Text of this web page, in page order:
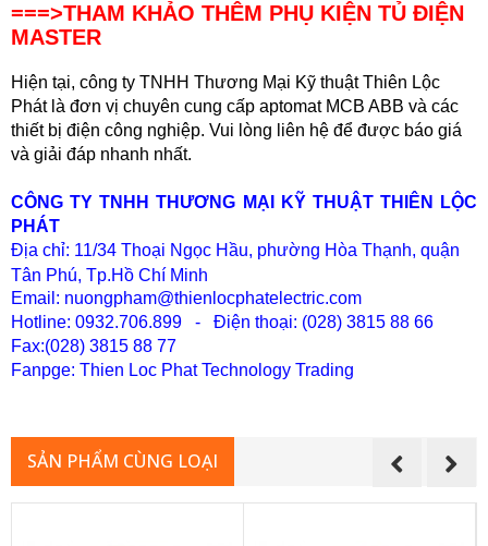
===>THAM KHẢO THÊM PHỤ KIỆN TỦ ĐIỆN
MASTER
Hiện tại, công ty TNHH Thương Mại Kỹ thuật Thiên Lộc
Phát là đơn vị chuyên cung cấp aptomat MCB ABB và các
thiết bị điện công nghiệp. Vui lòng liên hệ để được báo giá
và giải đáp nhanh nhất.
CÔNG TY TNHH THƯƠNG MẠI KỸ THUẬT THIÊN LỘC
PHÁT
Địa chỉ: 11/34 Thoại Ngọc Hầu, phường Hòa Thạnh, quận
Tân Phú, Tp.Hồ Chí Minh
Email: nuongpham@thienlocphatelectric.com
Hotline: 0932.706.899 - Điện thoại: (028) 3815 88 66
Fax:(028) 3815 88 77
Fanpge: Thien Loc Phat Technology Trading
SẢN PHẨM CÙNG LOẠI